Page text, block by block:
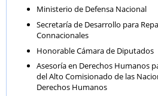
Ministerio de Defensa Nacional
Secretaría de Desarrollo para
Connacionales
Honorable Cámara de Diputados
Asesoría en Derechos Humanos
del Alto Comisionado de las
Derechos Humanos